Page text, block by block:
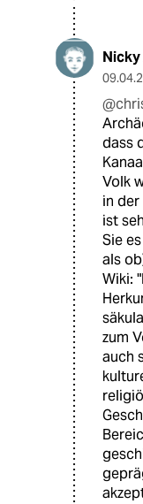
dass
Volk
in
ist
Sie
als
Wiki:
zum
auch